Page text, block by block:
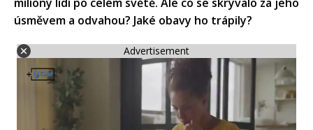
úsměvem a odvahou? Jaké obavy ho trápily?
Advertisement